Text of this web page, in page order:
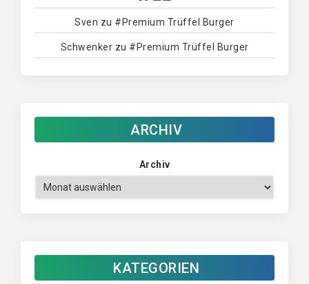
Sven zu #Premium Trüffel Burger
Schwenker zu #Premium Trüffel Burger
ARCHIV
Archiv
KATEGORIEN